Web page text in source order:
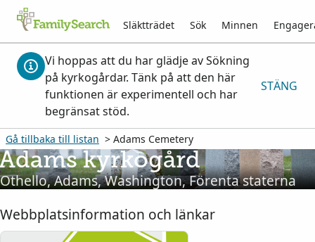
Släktträdet Sök Minnen
Vi hoppas att du har glädje av Sökning
på kyrkogårdar. Tänk på att den här
funktionen är experimentell och har
begränsat stöd.
STÄNG
Gå tillbaka till listan > Adams Cemetery
kyrkogård
Othello, Adams, Washington, Förenta staterna
Webbplatsinformation och länkar